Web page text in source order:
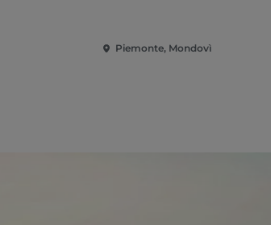
Piemonte, Mondovì